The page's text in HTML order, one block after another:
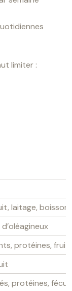
limiter :
laitage, boisson
protéines, fruit
protéines,